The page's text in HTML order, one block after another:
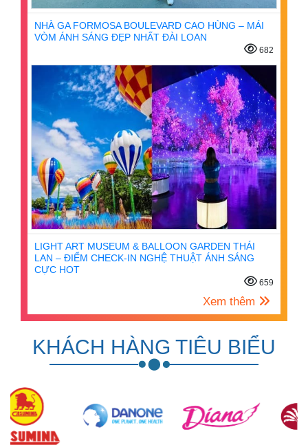
NHÀ GA FORMOSA BOULEVARD CAO HÙNG – MÁI
VÒM ÁNH SÁNG ĐẸP NHẤT ĐÀI LOAN
682
LIGHT ART MUSEUM & BALLOON GARDEN THÁI
LAN – ĐIỂM CHECK-IN NGHỆ THUẬT ÁNH SÁNG
CỰC HOT
659
Xem thêm
KHÁCH HÀNG TIÊU BIỂU